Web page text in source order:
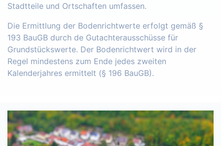
Stadtteile und Ortschaften umfassen.
Die Ermittlung der Bodenrichtwerte erfolgt gemäß §
193 BauGB durch de Gutachterausschüsse für
Grundstückswerte. Der Bodenrichtwert wird in der
Regel mindestens zum Ende jedes zweiten
Kalenderjahres ermittelt (§ 196 BauGB).